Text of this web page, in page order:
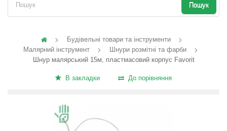
Пошук
Будівельні товари та інструменти
Малярний інструмент
Шнури розмітні та фарби
Шнур малярський 15м, пластмасовий корпус Favorit
В закладки До порівняння